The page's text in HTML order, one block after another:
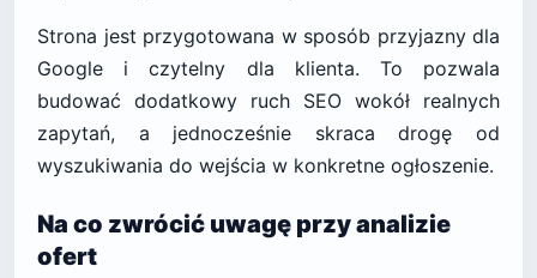
Strona jest przygotowana w sposób przyjazny dla
Google i czytelny dla klienta. To pozwala
budować dodatkowy ruch SEO wokół realnych
zapytań, a jednocześnie skraca drogę od
wyszukiwania do wejścia w konkretne ogłoszenie.
Na co zwrócić uwagę przy analizie
ofert